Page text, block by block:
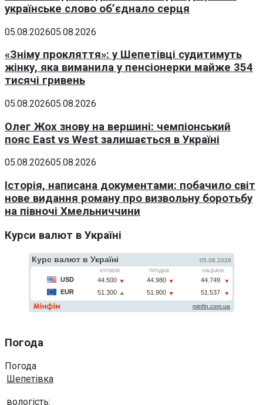
українське слово об’єднало серця
05.08.202605.08.2026
«Зніму прокляття»: у Шепетівці судитимуть
жінку, яка виманила у пенсіонерки майже 354
тисячі гривень
05.08.202605.08.2026
Олег Жох знову на вершині: чемпіонський
пояс East vs West залишається в Україні
05.08.202605.08.2026
Історія, написана документами: побачило світ
нове видання роману про визвольну боротьбу
на півночі Хмельниччини
Курси валют в Україні
Погода
Погода
Шепетівка
вологість: